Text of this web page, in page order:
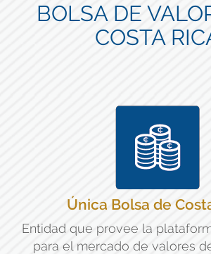
BOLSA DE
COSTA
Única Bolsa de
Entidad que provee la
para el mercado de valores